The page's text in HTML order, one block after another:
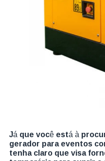
Já que você está à
gerador para eventos
tenha claro que visa